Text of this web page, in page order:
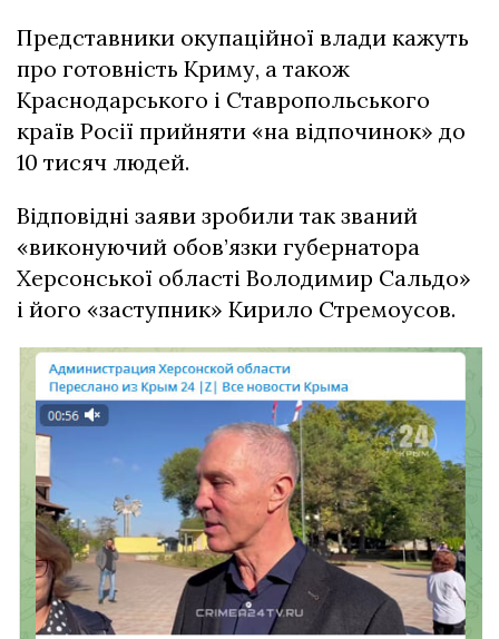
Представники окупаційної влади кажуть
про готовність Криму, а також
Краснодарського і Ставропольського
країв Росії прийняти «на відпочинок» до
10 тисяч людей.
Відповідні заяви зробили так званий
«виконуючий обов’язки губернатора
Херсонської області Володимир Сальдо»
і його «заступник» Кирило Стремоусов.